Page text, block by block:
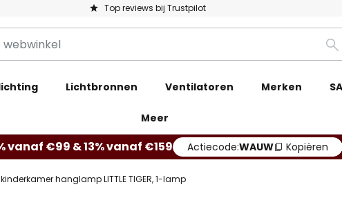
Top reviews bij Trustpilot
Lichtbronnen Ventilatoren Merken
Meer
vanaf €99 & 13% vanaf €159 Actiecode:WAUW Kopiëren
hanglamp LITTLE TIGER, 1-lamp